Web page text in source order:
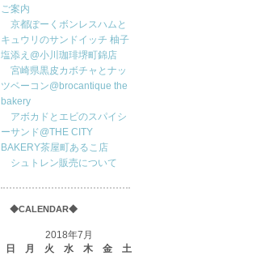
ご案内
京都ぽーくボンレスハムと
キュウリのサンドイッチ 柚子
塩添え@小川珈琲堺町錦店
宮崎県黒皮カボチャとナッ
ツベーコン@brocantique the
bakery
アボカドとエビのスパイシ
ーサンド@THE CITY
BAKERY茶屋町あるこ店
シュトレン販売について
◆CALENDAR◆
2018年7月
日
月 火 水 木 金
土